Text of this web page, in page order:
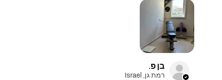
בן פ.
רמת גן, Israel